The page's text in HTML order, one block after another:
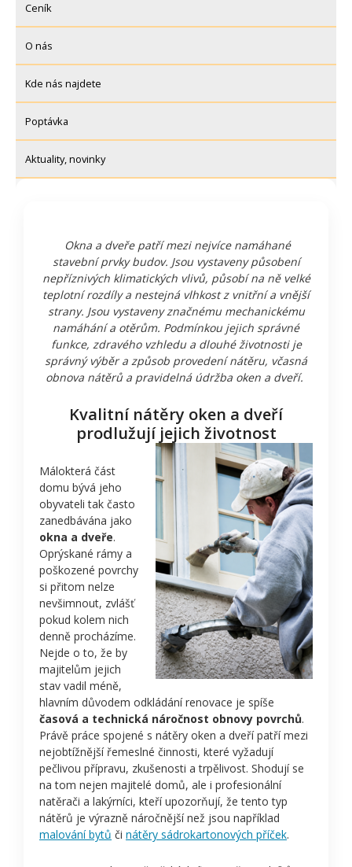
Ceník
O nás
Kde nás najdete
Poptávka
Aktuality, novinky
Okna a dveře patří mezi nejvíce namáhané
stavební prvky budov. Jsou vystaveny působení
nepříznivých klimatických vlivů, působí na ně velké
teplotní rozdíly a nestejná vlhkost z vnitřní a vnější
strany. Jsou vystaveny značnému mechanickému
namáhání a otěrům. Podmínkou jejich správné
funkce, zdravého vzhledu a dlouhé životnosti je
správný výběr a způsob provedení nátěru, včasná
obnova nátěrů a pravidelná údržba oken a dveří.
Kvalitní nátěry oken a dveří
prodlužují jejich životnost
Málokterá část
domu bývá jeho
obyvateli tak často
zanedbávána jako
okna a dveře.
Oprýskané rámy a
poškozené povrchy
si přitom nelze
nevšimnout, zvlášť
pokud kolem nich
denně procházíme.
Nejde o to, že by
majitelům jejich
stav vadil méně,
hlavním důvodem odkládání renovace je spíše
časová a technická náročnost obnovy povrchů.
Právě práce spojené s nátěry oken a dveří patří mezi
nejobtížnější řemeslné činnosti, které vyžadují
pečlivou přípravu, zkušenosti a trpělivost. Shodují se
na tom nejen majitelé domů, ale i profesionální
natěrači a lakýrníci, kteří upozorňují, že tento typ
nátěrů je výrazně náročnější než jsou například
malování bytů či nátěry sádrokartonových příček.